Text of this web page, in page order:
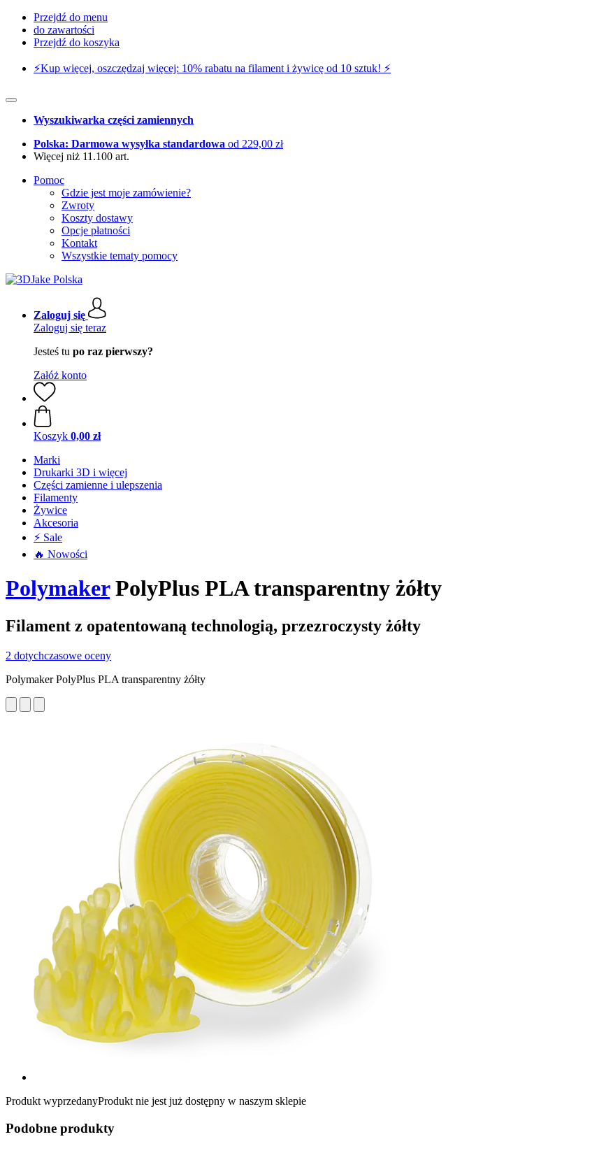
Przejdź do menu
do zawartości
Przejdź do koszyka
⚡️Kup więcej, oszczędzaj więcej: 10% rabatu na filament i żywicę od 10 sztuk! ⚡️
Wyszukiwarka części zamiennych
Polska: Darmowa wysyłka standardowa od 229,00 zł
Więcej niż 11.100 art.
Pomoc
Gdzie jest moje zamówienie?
Zwroty
Koszty dostawy
Opcje płatności
Kontakt
Wszystkie tematy pomocy
Zaloguj się
Zaloguj się teraz
Jesteś tu po raz pierwszy?
Załóż konto
Koszyk 0,00 zł
Marki
Drukarki 3D i więcej
Części zamienne i ulepszenia
Filamenty
Żywice
Akcesoria
⚡ Sale
🔥 Nowości
PolymakerPolyPlus PLA transparentny żółty
Filament z opatentowaną technologią, przezroczysty żółty
2 dotychczasowe oceny
Polymaker PolyPlus PLA transparentny żółty
Produkt wyprzedanyProdukt nie jest już dostępny w naszym sklepie
Podobne produkty